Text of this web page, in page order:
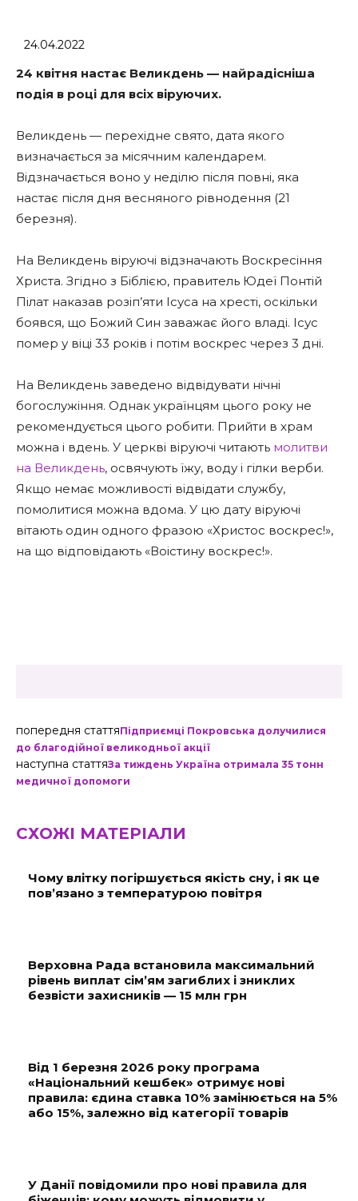
24.04.2022
24 квітня настає Великдень — найрадісніша
подія в році для всіх віруючих.
Великдень — перехідне свято, дата якого
визначається за місячним календарем.
Відзначається воно у неділю після повні, яка
настає після дня весняного рівнодення (21
березня).
На Великдень віруючі відзначають Воскресіння
Христа. Згідно з Біблією, правитель Юдеї Понтій
Пілат наказав розіп’яти Ісуса на хресті, оскільки
боявся, що Божий Син заважає його владі. Ісус
помер у віці 33 років і потім воскрес через 3 дні.
На Великдень заведено відвідувати нічні
богослужіння. Однак українцям цього року не
рекомендується цього робити. Прийти в храм
можна і вдень. У церкві віруючі читають молитви
на Великдень, освячують їжу, воду і гілки верби.
Якщо немає можливості відвідати службу,
помолитися можна вдома. У цю дату віруючі
вітають один одного фразою «Христос воскрес!»,
на що відповідають «Воістину воскрес!».
попередня статтяПідприємці Покровська долучилися
до благодійної великодньої акції
наступна статтяЗа тиждень Україна отримала 35 тонн
медичної допомоги
СХОЖІ МАТЕРІАЛИ
Чому влітку погіршується якість сну, і як це
пов’язано з температурою повітря
Верховна Рада встановила максимальний
рівень виплат сім’ям загиблих і зниклих
безвісти захисників — 15 млн грн
Від 1 березня 2026 року програма
«Національний кешбек» отримує нові
правила: єдина ставка 10% замінюється на 5%
або 15%, залежно від категорії товарів
У Данії повідомили про нові правила для